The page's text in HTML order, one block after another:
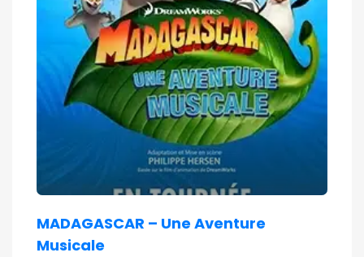
MADAGASCAR – Une Aventure
Musicale